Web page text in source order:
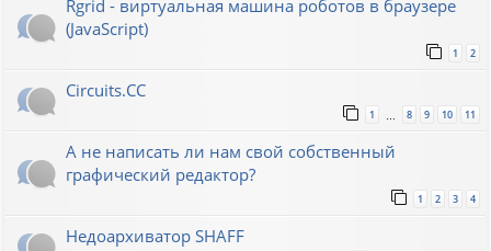
Rgrid - виртуальная машина роботов в браузере
(JavaScript)
1 2
Circuits.CC
1 8 9 10 11
А не написать ли нам свой собственный
графический редактор?
1 2 3 4
Недоархиватор SHAFF